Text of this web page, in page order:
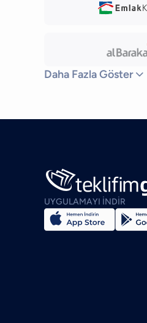
Daha Fazla Göster 
UYGULAMAYI İNDİR